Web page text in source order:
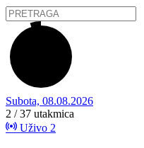
Subota, 08.08.2026
2 / 37 utakmica
Uživo 2